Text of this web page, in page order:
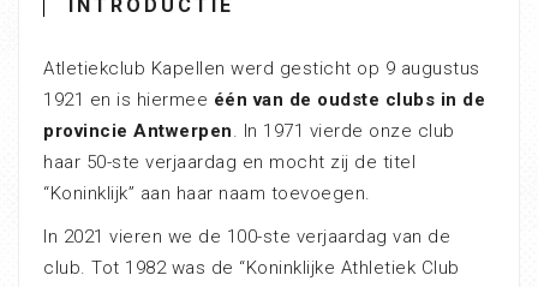
INTRODUCTIE
Atletiekclub Kapellen werd gesticht op 9 augustus
1921 en is hiermee één van de oudste clubs in de
provincie Antwerpen. In 1971 vierde onze club
haar 50-ste verjaardag en mocht zij de titel
“Koninklijk” aan haar naam toevoegen.
In 2021 vieren we de 100-ste verjaardag van de
club. Tot 1982 was de “Koninklijke Athletiek Club